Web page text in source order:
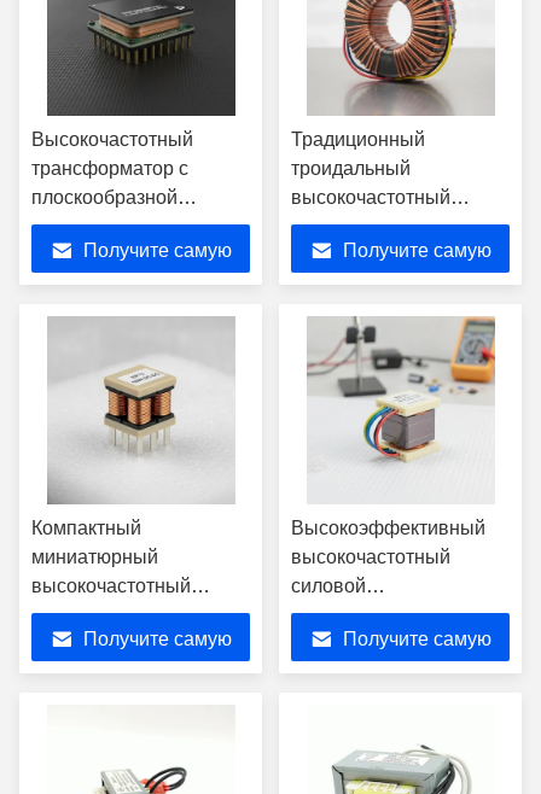
оборудования с
подземными
отверстиями
Высокочастотный
трансформатор с
плоскообразной
обмоткой на ПКБ
номинальной
мощностью 1 кВт с
низким профилем < 15
Получите самую
Традиционный
троидальный
высокочастотный
трансформатор
мощностью 300 Вт с
низкой пропускной
индуктивностью для
медицинских
приложений
Получите самую
Компактный
миниатюрный
высокочастотный
трансформатор EP13
SMD мощностью 50 Вт
для модулей
Получите самую
Высокоэффективный
высокочастотный
силовой
трансформатор с
ферритовым
сердечником EE55
питания и инверторов
Получите самую